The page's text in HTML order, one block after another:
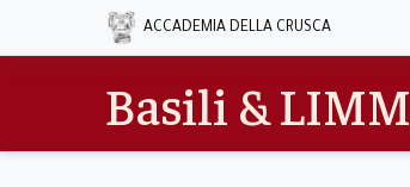
ACCADEMIA DELLA CRUSCA
Basili & LIMM